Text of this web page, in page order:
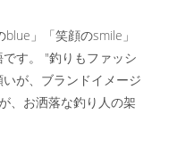
」「笑顔のsmile」
です。 "釣りもファッシ
が、ブランドイメージ
、お洒落な釣り人の架